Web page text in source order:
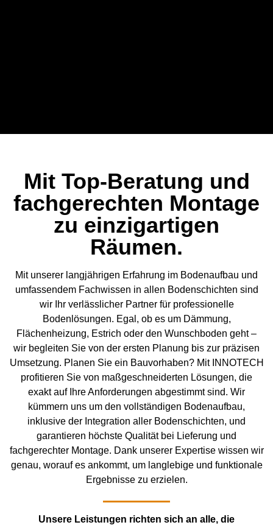
Mit Top-Beratung und
fachgerechten Montage
zu einzigartigen
Räumen.
Mit unserer langjährigen Erfahrung im Bodenaufbau und
umfassendem Fachwissen in allen Bodenschichten sind
wir Ihr verlässlicher Partner für professionelle
Bodenlösungen. Egal, ob es um Dämmung,
Flächenheizung, Estrich oder den Wunschboden geht –
wir begleiten Sie von der ersten Planung bis zur präzisen
Umsetzung. Planen Sie ein Bauvorhaben? Mit INNOTECH
profitieren Sie von maßgeschneiderten Lösungen, die
exakt auf Ihre Anforderungen abgestimmt sind. Wir
kümmern uns um den vollständigen Bodenaufbau,
inklusive der Integration aller Bodenschichten, und
garantieren höchste Qualität bei Lieferung und
fachgerechter Montage. Dank unserer Expertise wissen wir
genau, worauf es ankommt, um langlebige und funktionale
Ergebnisse zu erzielen.
Unsere Leistungen richten sich an alle, die